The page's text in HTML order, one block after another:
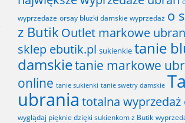
wyprzedaże orsay bluzki damskie wyprzedaż o
z Butik Outlet markowe
sklep ebutik.pl sukienkie tanie
damskietanie markowe
online tanie sukienki tanie swetry damskie
ubrania totalna wyprzedaż
wyglądaj pięknie dzięki sukienkom z Butik